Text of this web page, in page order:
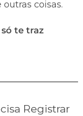
coisas.
te traz
Registrar